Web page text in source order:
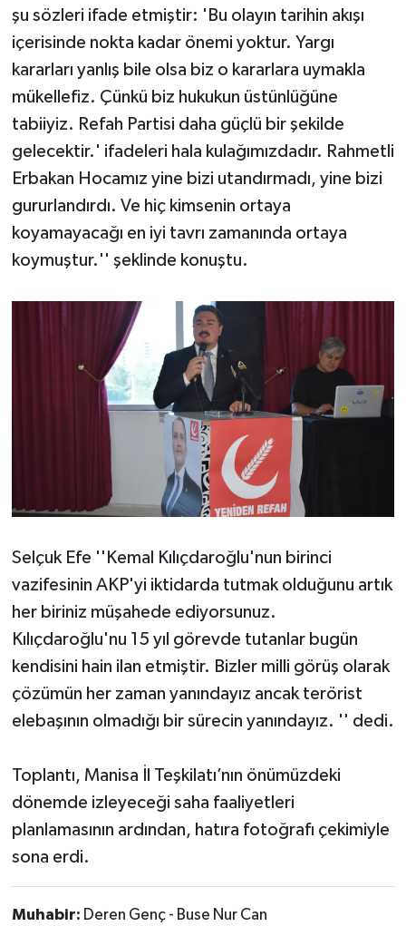
şu sözleri ifade etmiştir: 'Bu olayın tarihin akışı
içerisinde nokta kadar önemi yoktur. Yargı
kararları yanlış bile olsa biz o kararlara uymakla
mükellefiz. Çünkü biz hukukun üstünlüğüne
tabiiyiz. Refah Partisi daha güçlü bir şekilde
gelecektir.' ifadeleri hala kulağımızdadır. Rahmetli
Erbakan Hocamız yine bizi utandırmadı, yine bizi
gururlandırdı. Ve hiç kimsenin ortaya
koyamayacağı en iyi tavrı zamanında ortaya
koymuştur.'' şeklinde konuştu.
Selçuk Efe ''Kemal Kılıçdaroğlu'nun birinci
vazifesinin AKP'yi iktidarda tutmak olduğunu artık
her biriniz müşahede ediyorsunuz.
Kılıçdaroğlu'nu 15 yıl görevde tutanlar bugün
kendisini hain ilan etmiştir. Bizler milli görüş olarak
çözümün her zaman yanındayız ancak terörist
elebaşının olmadığı bir sürecin yanındayız. '' dedi.
Toplantı, Manisa İl Teşkilatı’nın önümüzdeki
dönemde izleyeceği saha faaliyetleri
planlamasının ardından, hatıra fotoğrafı çekimiyle
sona erdi.
Muhabir: Deren Genç - Buse Nur Can